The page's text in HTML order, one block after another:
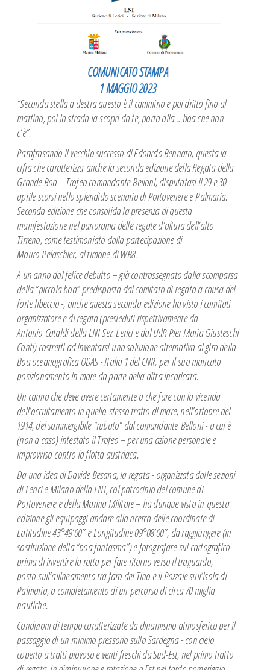
I nostri Istruttori
Documenti Istruttori
Spazio Istruttori Canoa
Spazio Istruttori Vela
CAMP ESTIVI
COMUNICATO STAMPA
1 MAGGIO 2023
“Seconda stella a destra questo è il cammino e poi dritto fino al
mattino, poi la strada lascopri da te, porta alla …boa che non
c’è”.
Parafrasando il vecchio successo di Edoardo Bennato, questa la
cifra che caratterizza anche la seconda edizione della Regata della
Grande Boa – Trofeo comandanteBelloni, disputatasi il 29 e 30
aprile scorsi nello splendido scenario di Portovenere ePalmaria.
Seconda edizione che consolida la presenza di questa
manifestazione nel panorama delleregate d’altura dell’alto
Tirreno, come testimoniato dalla partecipazione di
Mauro Pelaschier, al timone di WB8.
A un anno dal felice debutto – già contrassegnato dalla scomparsa
della “piccola boa”predisposta dal comitato di regata a causa del
forte libeccio -, anche questa secondaedizione ha visto i comitati
organizzatore e di regata (presieduti rispettivamente da
Antonio Cataldi della LNI Sez. Lerici e dal UdR Pier Maria Giusteschi
Conti) costretti ad inventarsiuna soluzione alternativa al giro della
Boa oceanografica ODAS - Italia 1 del CNR, per ilsuo mancato
posizionamento in mare da parte della ditta incaricata.
Un carma che deve avere certamente a che fare con la vicenda
dell’occultamento in quello stesso tratto di mare, nell’ottobre del
1914, del sommergibile “rubato” dal comandante Belloni - a cui è
(non a caso) intestato il Trofeo – per una azione personale e
improvvisacontro la flotta austriaca.
Da una idea di Davide Besana, la regata - organizzata dalle sezioni
di Lerici e Milano dellaLNI, col patrocinio del comune di
Portovenere e della Marina Militare – ha dunque visto in questa
edizione gli equipaggi andare alla ricerca delle coordinate di
Latitudine 43°49’00’’ eLongitudine 09°08’00’’, da raggiungere (in
sostituzione della “boa fantasma”) e fotografaresul cartografico
prima di invertire la rotta per fare ritorno verso il traguardo,
posto sull’allineamento tra faro del Tino e il Pozzale sull’isola di
Palmaria, a completamento di un percorso di circa 70 miglia
nautiche.
Condizioni di tempo caratterizzate da dinamismo atmosferico per il
passaggio di un minimo pressorio sulla Sardegna - con cielo
coperto a tratti piovoso e venti freschi da Sud-Est, nel primo tratto